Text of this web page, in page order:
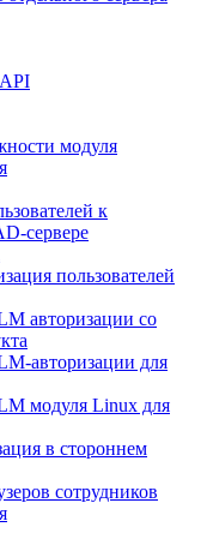
модуля
к
сервере
пользователей
авторизации со
авторизации для
модуля Linux для
в стороннем
сотрудников